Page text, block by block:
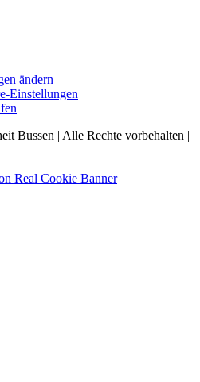
ändern
Einstellungen
Bussen | Alle Rechte vorbehalten |
Real Cookie Banner